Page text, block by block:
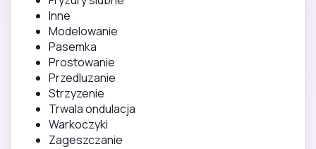
Inne
Modelowanie
Pasemka
Prostowanie
Przedluzanie
Strzyzenie
Trwala ondulacja
Warkoczyki
Zageszczanie